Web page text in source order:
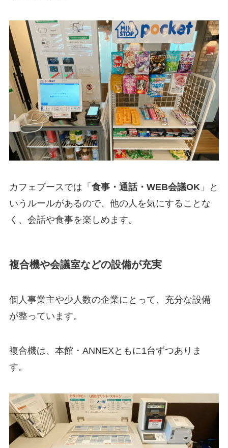
カフェブースでは「 食事・通話・WEB会議OK 」と
いうルールがあるので、他の人を気にすることな
く、会話や食事を楽しめます。
複合機や会議室などの設備が充実
個人事業主や少人数の企業にとって、充分な設備
が整っています。
複合機は、本館・ANNEXともに1台ずつありま
す。